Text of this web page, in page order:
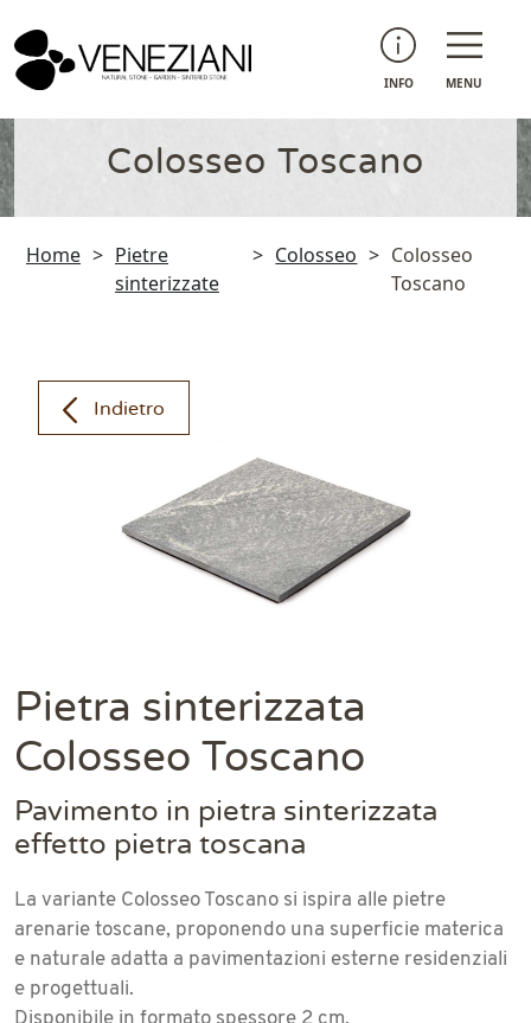
INFO MENU
Colosseo Toscano
Home > Pietre
sinterizzate
> Colosseo > Colosseo
Toscano
Indietro
Pietra sinterizzata
Colosseo Toscano
Pavimento in pietra sinterizzata
effetto pietra toscana
La variante Colosseo Toscano si ispira alle pietre
arenarie toscane, proponendo una superficie materica
e naturale adatta a pavimentazioni esterne residenziali
e progettuali.
Disponibile in formato spessore 2 cm.